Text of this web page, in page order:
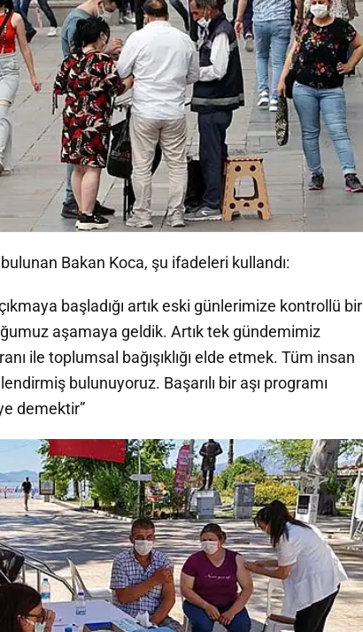
Bakan Koca, şu ifadeleri kullandı:
başladığı artık eski günlerimize kontrollü bir
aşamaya geldik. Artık tek gündemimiz
ile toplumsal bağışıklığı elde etmek. Tüm insan
bulunuyoruz. Başarılı bir aşı programı
demektir”